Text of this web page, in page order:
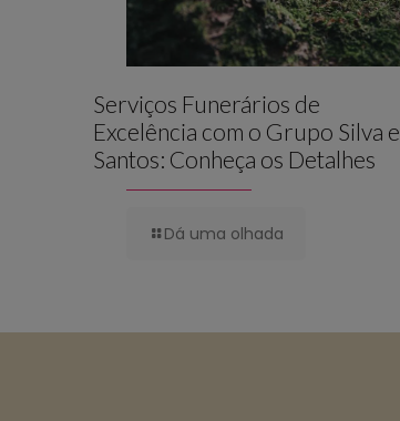
Serviços Funerários de
Excelência com o Grupo Silva e
Santos: Conheça os Detalhes
Dá uma olhada